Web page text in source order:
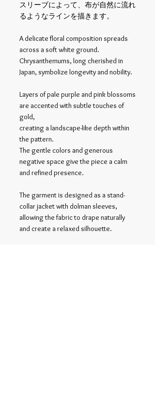
スリーブによって、布が自然に流れ
るようなラインを描きます。
A delicate floral composition spreads
across a soft white ground.
Chrysanthemums, long cherished in
Japan, symbolize longevity and nobility.
Layers of pale purple and pink blossoms
are accented with subtle touches of
gold,
creating a landscape-like depth within
the pattern.
The gentle colors and generous
negative space give the piece a calm
and refined presence.
The garment is designed as a stand-
collar jacket with dolman sleeves,
allowing the fabric to drape naturally
and create a relaxed silhouette.